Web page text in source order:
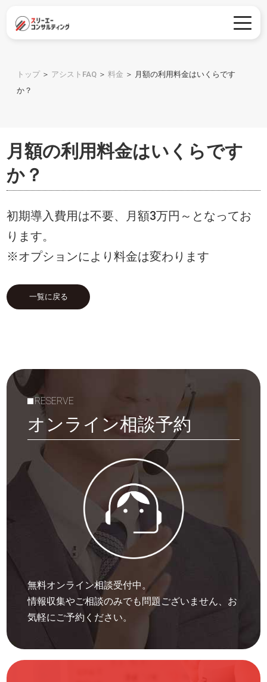
トップ ＞ アシストFAQ ＞ 料金 ＞ 月額の利用料金はいくらです
か？
月額の利用料金はいくらです
か？
初期導入費用は不要、月額3万円～となってお
ります。
※オプションにより料金は変わります
一覧に戻る
RESERVE
オンライン相談予約
無料オンライン相談受付中。
情報収集やご相談のみでも問題ございません、お
気軽にご予約ください。